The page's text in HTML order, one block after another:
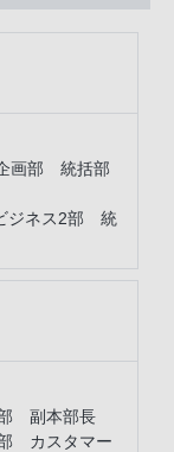
画部 統括部
ジネス2部 統
部 副本部長
カスタマー